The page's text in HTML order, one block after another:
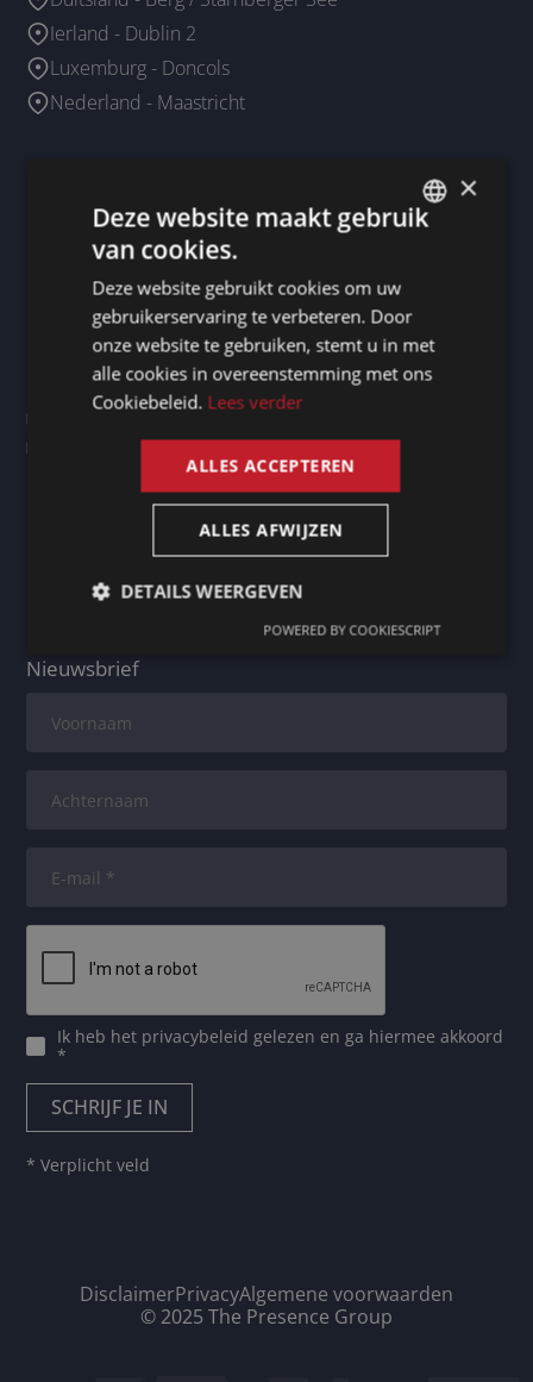
Ierland - Dublin 2
Luxemburg - Doncols
Nederland - Maastricht
Frankrijk
Spanje
Verenigd Koninkrijk
Certificaten
Nieuwsbrief
Ik heb het privacybeleid gelezen en ga hiermee akkoord
*
* Verplicht veld
DisclaimerPrivacyAlgemene voorwaarden
© 2025 The Presence Group
FRENCH
×
Deze website maakt gebruik
van cookies.
Deze website gebruikt cookies om uw
gebruikerservaring te verbeteren. Door
onze website te gebruiken, stemt u in met
alle cookies in overeenstemming met ons
Cookiebeleid. Lees verder
ALLES ACCEPTEREN
ALLES AFWIJZEN
DETAILS WEERGEVEN
POWERED BY COOKIESCRIPT